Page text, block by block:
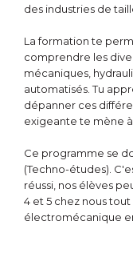
des industries de
La formation te
comprendre les
mécaniques,
automatisés. Tu
dépanner ces
exigeante te mène
Ce programme se
(Techno-études).
réussi, nos élèves
4 et 5 chez nous
électromécanique